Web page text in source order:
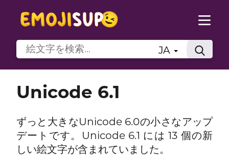
JA
Unicode 6.1
ずっと大きなUnicode 6.0の小さなアップ
デートです。Unicode 6.1 には 13 個の新
しい絵文字が含まれていました。